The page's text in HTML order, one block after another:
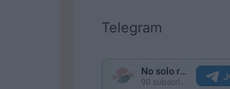
Telegram